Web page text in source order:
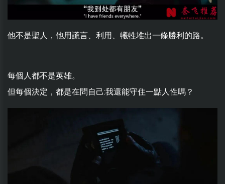
他不是聖人，他用謊言、利用、犧牲堆出一條勝利的路。
每個人都不是英雄。
但每個決定，都是在問自己:我還能守住一點人性嗎？